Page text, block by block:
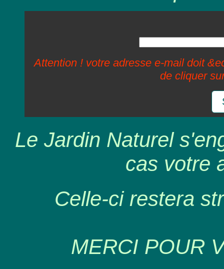
Attention ! votre adresse e-mail doit
de cliquer
Le Jardin Naturel
cas votre
Celle-ci restera
MERCI POUR